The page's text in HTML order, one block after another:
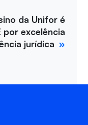
da Unifor é
por excelência
jurídica